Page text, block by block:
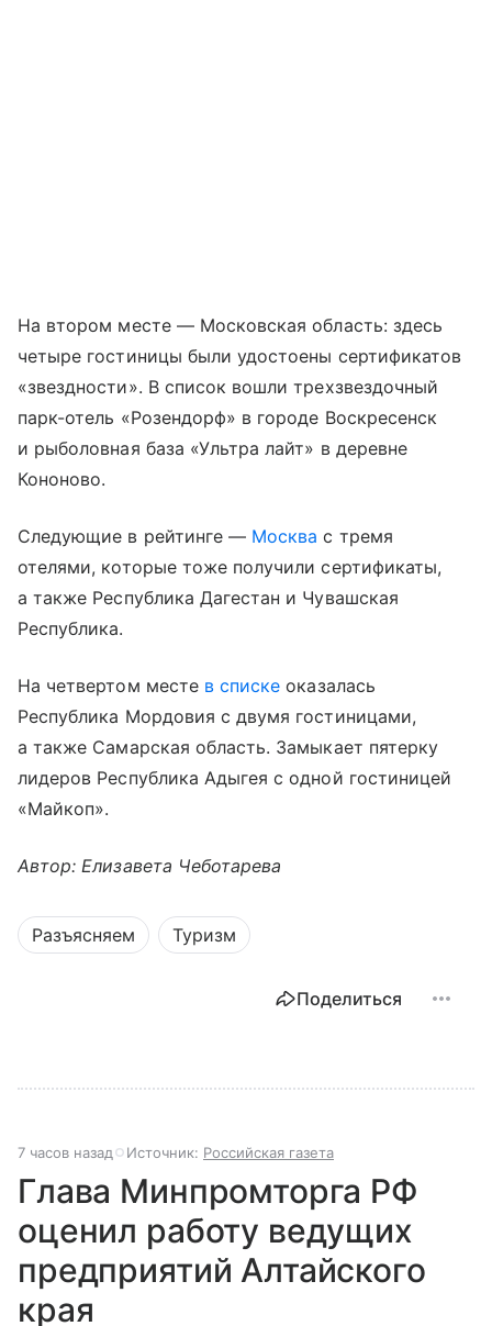
На втором месте — Московская область: здесь
четыре гостиницы были удостоены сертификатов
«звездности». В список вошли трехзвездочный
парк-отель «Розендорф» в городе Воскресенск
и рыболовная база «Ультра лайт» в деревне
Кононово.
Следующие в рейтинге — Москва с тремя
отелями, которые тоже получили сертификаты,
а также Республика Дагестан и Чувашская
Республика.
На четвертом месте в списке оказалась
Республика Мордовия с двумя гостиницами,
а также Самарская область. Замыкает пятерку
лидеров Республика Адыгея с одной гостиницей
«Майкоп».
Автор: Елизавета Чеботарева
Разъясняем Туризм
Поделиться
7 часов назад Источник: Российская газета
Глава Минпромторга РФ
оценил работу ведущих
предприятий Алтайского
края